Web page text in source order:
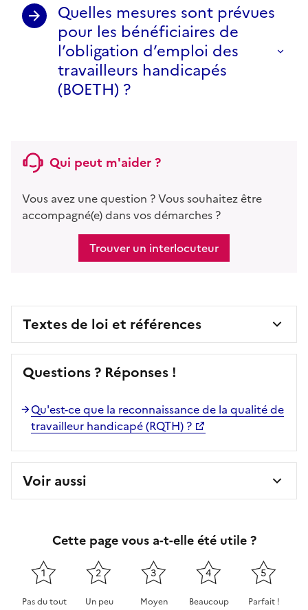
Quelles mesures sont prévues
pour les bénéficiaires de
l’obligation d’emploi des
travailleurs handicapés
(BOETH) ?
Qui peut m'aider ?
Vous avez une question ? Vous souhaitez être
accompagné(e) dans vos démarches ?
Trouver un interlocuteur
Textes de loi et références
Questions ? Réponses !
Qu'est-ce que la reconnaissance de la qualité de
travailleur handicapé (RQTH) ?
Voir aussi
Cette page vous a-t-elle été utile ?
1
Pas du tout
2
Un peu
3
Moyen
4
Beaucoup
5
Parfait !